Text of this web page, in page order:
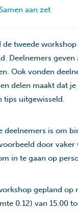
aan zet
de tweede workshop
Deelnemers
Ook vonden
delen maakt dat
tips uitgewisseld.
deelnemers is om
door
in te gaan op
gepland
0.12) van 15.00